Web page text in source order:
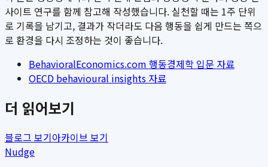
사이트 연구를 함께 참고해 작성했습니다. 실천할 때는 1주 단위
로 기록을 남기고, 결과가 작더라도 다음 행동을 쉽게 만드는 쪽으
로 환경을 다시 조정하는 것이 좋습니다.
BehavioralEconomics.com 행동경제학 입문 자료
OECD behavioural insights 자료
더 읽어보기
블로그 보기아카이브 보기
Nudge